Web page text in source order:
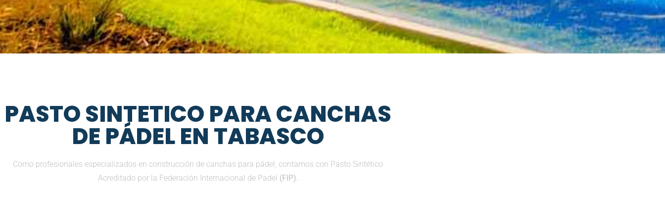
PASTO SINTETICO PARA CANCHAS
DE PÁDEL EN TABASCO
Como profesionales especializados en construcción de canchas para pádel, contamos con Pasto Sintético
Acreditado por la Federación Internacional de Padel (FIP).